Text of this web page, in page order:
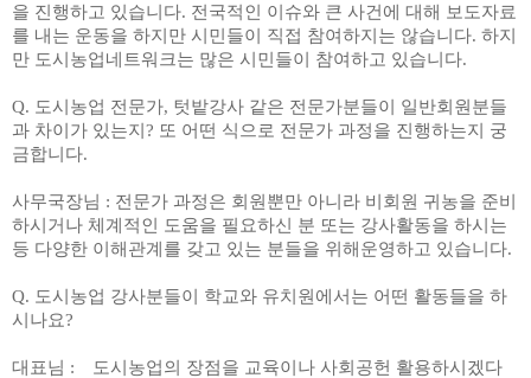
을 진행하고 있습니다. 전국적인 이슈와 큰 사건에 대해 보도자료
를 내는 운동을 하지만 시민들이 직접 참여하지는 않습니다. 하지
만 도시농업네트워크는 많은 시민들이 참여하고 있습니다.
Q. 도시농업 전문가, 텃밭강사 같은 전문가분들이 일반회원분들
과 차이가 있는지 ? 또 어떤 식으로 전문가 과정을 진행하는지 궁
금합니다.
사무국장님 : 전문가 과정은 회원뿐만 아니라 비회원 귀농을 준비
하시거나 체계적인 도움을 필요하신 분 또는 강사활동을 하시는
등 다양한 이해관계를 갖고 있는 분들을 위해운영하고 있습니다.
Q. 도시농업 강사분들이 학교와 유치원에서는 어떤 활동들을 하
시나요?
대표님 :
도시농업의 장점을 교육이나 사회공헌 활용하시겠다